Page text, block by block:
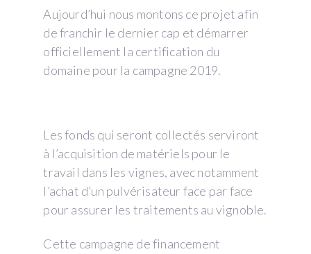
Aujourd’hui nous montons ce projet afin
de franchir le dernier cap et démarrer
officiellement la certification du
domaine pour la campagne 2019.
Les fonds qui seront collectés serviront
à l’acquisition de matériels pour le
travail dans les vignes, avec notamment
l’achat d’un pulvérisateur face par face
pour assurer les traitements au vignoble.
Cette campagne de financement